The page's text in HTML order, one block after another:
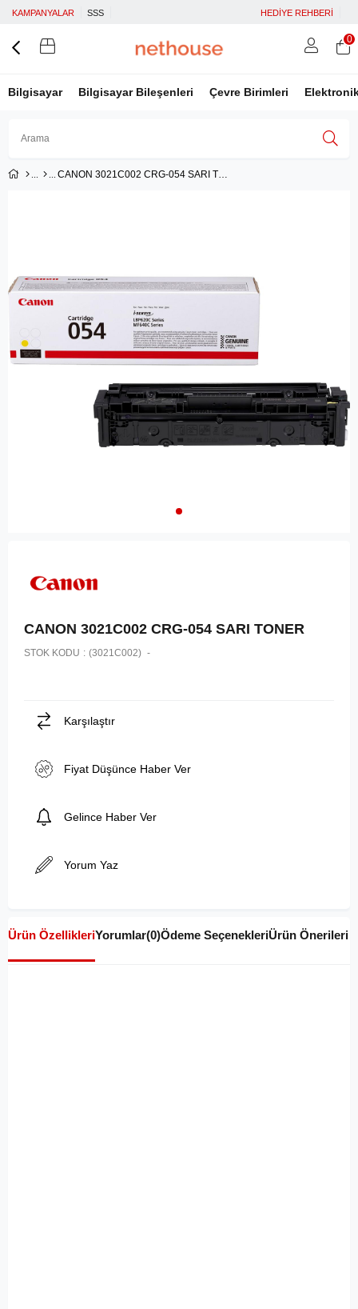
KAMPANYALAR SSS HEDİYE REHBERİ
Bilgisayar Bilgisayar Bileşenleri Çevre Birimleri
0
CANON 3021C002 CRG-054 SARI TONER
CANON 3021C002 CRG-054 SARI TONER
STOK KODU (3021C002)
Karşılaştır
Fiyat Düşünce Haber Ver
Gelince Haber Ver
Yorum Yaz
Ürün ÖzellikleriYorumlar(0)Ödeme SeçenekleriÜrün Önerileri